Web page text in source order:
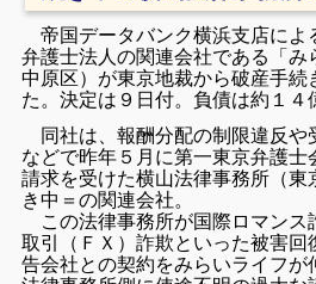
帝国データバンク横浜支店によ
弁護士法人の関連会社である「み
中原区）が東京地裁から破産手続
た。決定は９日付。負債は約１４
同社は、報酬分配の制限違反や
などで昨年５月に第一東京弁護士
請求を受けた横山法律事務所（東
き中＝の関連会社。
この法律事務所が国際ロマンス
取引（ＦＸ）詐欺といった被害回
告会社との契約をみらいライフが